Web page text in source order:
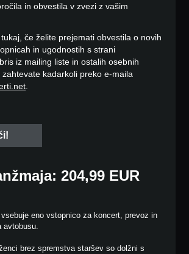
in obvestila v zvezi z vašim
če želite prejemati obvestila o novih
in ugodnostih s strani
iz mailing liste in ostalih osebnih
zahtevate kadarkoli preko e-maila
.
204,99 EUR
eno vstopnico za koncert, prevoz in
avtobusu.
brez spremstva staršev so dolžni s